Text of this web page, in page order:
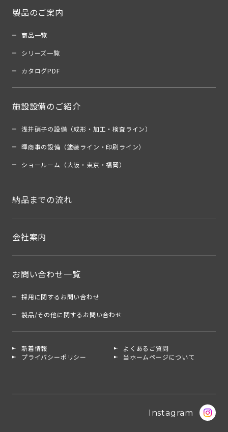
製品のご案内
商品一覧
シリーズ一覧
カタログPDF
施設設備のご紹介
浅井硝子の設備（成形・加工・検査ライン）
暉商事の設備（塗装ライン・印刷ライン）
ショールーム（大阪・東京・福岡）
納品までの流れ
会社案内
お問い合わせ一覧
採用に関するお問い合わせ
製品/その他に関するお問い合わせ
新着情報
よくあるご質問
プライバシーポリシー
当ホームページについて
Instagram